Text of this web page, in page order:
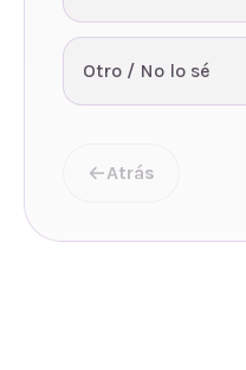
Otro / No lo sé
Atrás